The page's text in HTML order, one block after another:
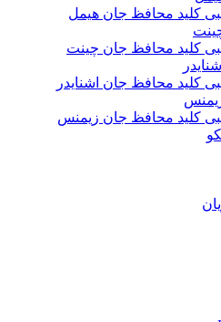
کلید محافظ جان هیمل
کلید محافظ جان چینت
کلید محافظ جان اشنایدر
کلید محافظ جان زیمنس